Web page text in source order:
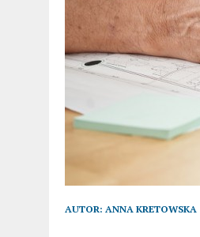
AUTOR: ANNA KRETOWSKA